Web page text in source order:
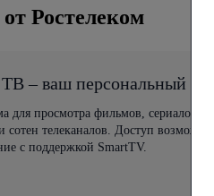
Ростелеком
– ваш персональный
для просмотра фильмов, сериалов,
сотен телеканалов. Доступ возможен
с поддержкой SmartTV.